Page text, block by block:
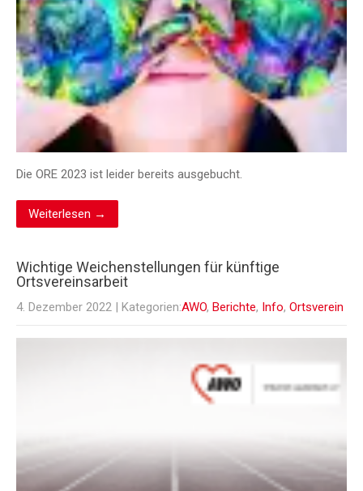
Die ORE 2023 ist leider bereits ausgebucht.
Weiterlesen →
Wichtige Weichenstellungen für künftige
Ortsvereinsarbeit
4. Dezember 2022 | Kategorien:AWO, Berichte, Info, Ortsverein